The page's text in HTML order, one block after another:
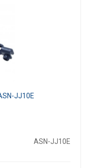
JJ10E
ASN-JJ10E